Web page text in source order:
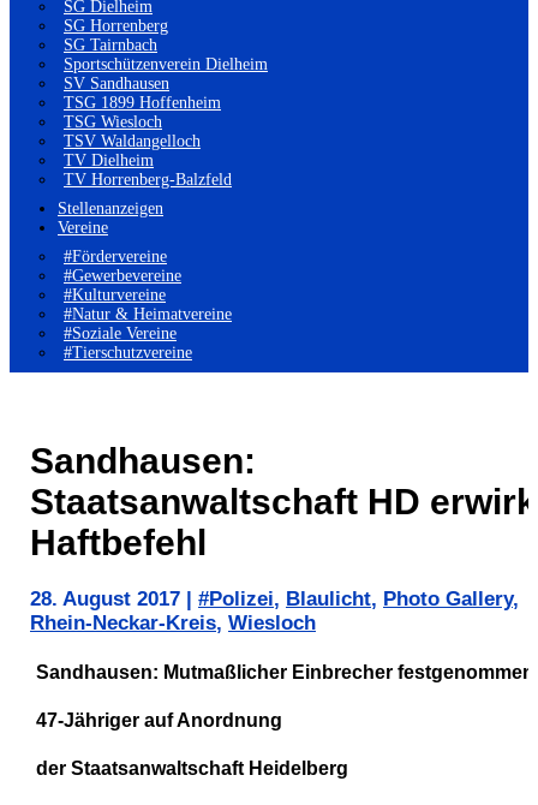
SG Dielheim
SG Horrenberg
SG Tairnbach
Sportschützenverein Dielheim
SV Sandhausen
TSG 1899 Hoffenheim
TSG Wiesloch
TSV Waldangelloch
TV Dielheim
TV Horrenberg-Balzfeld
Stellenanzeigen
Vereine
#Fördervereine
#Gewerbevereine
#Kulturvereine
#Natur & Heimatvereine
#Soziale Vereine
#Tierschutzvereine
Sandhausen:
Staatsanwaltschaft HD
Haftbefehl
28. August 2017 #Polizei, Blaulicht, Photo Gallery,
Rhein-Neckar-Kreis, Wiesloch
Sandhausen: Mutmaßlicher Einbrecher festgenommen
47-Jähriger auf Anordnung
der Staatsanwaltschaft Heidelberg